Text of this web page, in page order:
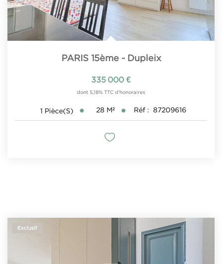
PARIS 15ème - Dupleix
335 000 €
dont 5,18% TTC d'honoraires
1 Pièce(s) 28 M² Réf : 87209616
Exclusif